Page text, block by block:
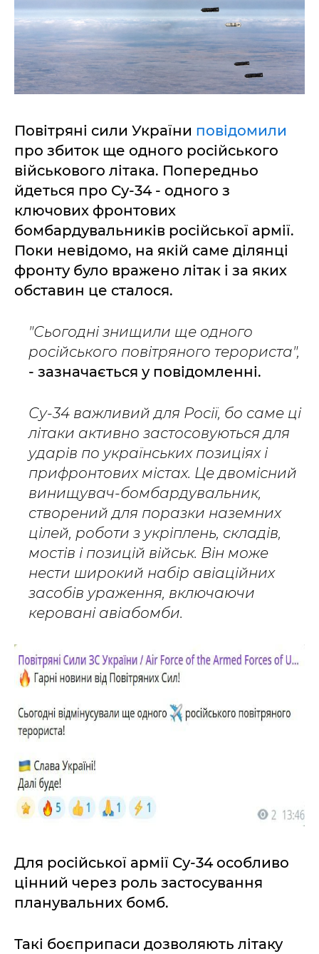
Повітряні сили України повідомили
про збиток ще одного російського
військового літака. Попередньо
йдеться про Су-34 - одного з
ключових фронтових
бомбардувальників російської армії.
Поки невідомо, на якій саме ділянці
фронту було вражено літак і за яких
обставин це сталося.
"Сьогодні знищили ще одного
російського повітряного терориста",
- зазначається у повідомленні.
Су-34 важливий для Росії, бо саме ці
літаки активно застосовуються для
ударів по українських позиціях і
прифронтових містах. Це двомісний
винищувач-бомбардувальник,
створений для поразки наземних
цілей, роботи з укріплень, складів,
мостів і позицій військ. Він може
нести широкий набір авіаційних
засобів ураження, включаючи
керовані авіабомби.
Для російської армії Су-34 особливо
цінний через роль застосування
планувальних бомб.
Такі боєприпаси дозволяють літаку